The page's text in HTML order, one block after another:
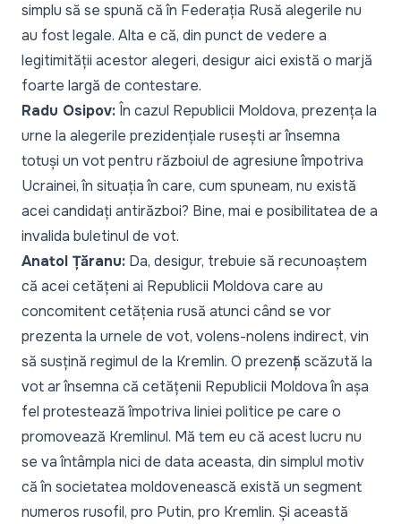
simplu să se spună că în Federația Rusă alegerile nu
au fost legale. Alta e că, din punct de vedere a
legitimității acestor alegeri, desigur aici există o marjă
foarte largă de contestare.
Radu Osipov: În cazul Republicii Moldova, prezența la
urne la alegerile prezidențiale rusești ar însemna
totuși un vot pentru războiul de agresiune împotriva
Ucrainei, în situația în care, cum spuneam, nu există
acei candidați antirăzboi? Bine, mai e posibilitatea de a
invalida buletinul de vot.
Anatol Țăranu: Da, desigur, trebuie să recunoaștem
că acei cetățeni ai Republicii Moldova care au
concomitent cetățenia rusă atunci când se vor
prezenta la urnele de vot, volens-nolens indirect, vin
să susțină regimul de la Kremlin. O prezență scăzută la
vot ar însemna că cetățenii Republicii Moldova în așa
fel protestează împotriva liniei politice pe care o
promovează Kremlinul. Mă tem eu că acest lucru nu
se va întâmpla nici de data aceasta, din simplul motiv
că în societatea moldovenească există un segment
numeros rusofil, pro Putin, pro Kremlin. Și această